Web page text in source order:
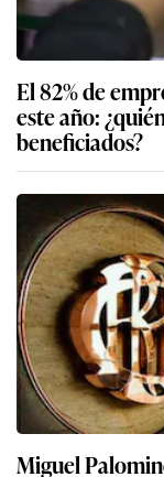
El 82% de
este año:
beneficiados?
Miguel